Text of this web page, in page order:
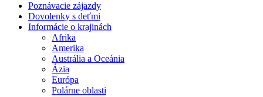
Poznávacie zájazdy
Dovolenky s deťmi
Informácie o krajinách
Afrika
Amerika
Austrália a Oceánia
Ázia
Európa
Polárne oblasti